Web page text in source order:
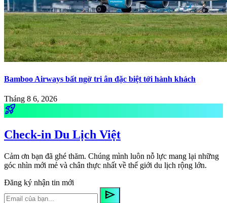
Bamboo Airways bất ngờ tri ân đặc biệt tới hành khách
Tháng 8 6, 2026
rocket_launch
Check-in Du Lịch Việt
Cảm ơn bạn đã ghé thăm. Chúng mình luôn nỗ lực mang lại những
góc nhìn mới mẻ và chân thực nhất về thế giới du lịch rộng lớn.
Đăng ký nhận tin mới
send